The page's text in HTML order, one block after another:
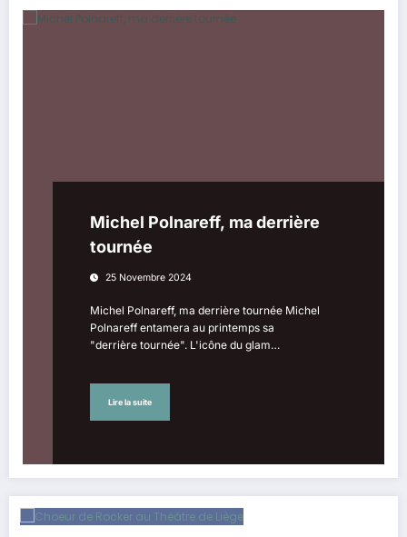
Michel Polnareff, ma derrière
tournée
25 Novembre 2024
Michel Polnareff, ma derrière tournée Michel
Polnareff entamera au printemps sa
"derrière tournée". L'icône du glam…
Lire la suite